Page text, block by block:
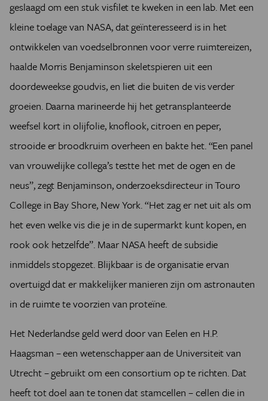
geslaagd om een stuk visfilet te kweken in een lab. Met een
kleine toelage van NASA, dat geïnteresseerd is in het
ontwikkelen van voedselbronnen voor verre ruimtereizen,
haalde Morris Benjaminson skeletspieren uit een
doordeweekse goudvis, en liet die buiten de vis verder
groeien. Daarna marineerde hij het getransplanteerde
weefsel kort in olijfolie, knoflook, citroen en peper,
strooide er broodkruim overheen en bakte het. “Een panel
van vrouwelijke collega’s testte het met de ogen en de
neus”, zegt Benjaminson, onderzoeksdirecteur in Touro
College in Bay Shore, New York. “Het zag er net uit als om
het even welke vis die je in de supermarkt kunt kopen, en
rook ook hetzelfde”. Maar NASA heeft de subsidie
inmiddels stopgezet. Blijkbaar is de organisatie ervan
overtuigd dat er makkelijker manieren zijn om astronauten
in de ruimte te voorzien van proteïne.
Het Nederlandse geld werd door van Eelen en H.P.
Haagsman – een wetenschapper aan de Universiteit van
Utrecht – gebruikt om een consortium op te richten. Dat
heeft tot doel aan te tonen dat stamcellen – cellen die in